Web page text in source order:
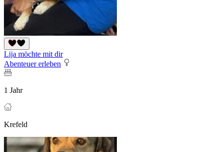
Lija möchte mit dir
Abenteuer erleben
1 Jahr
Krefeld